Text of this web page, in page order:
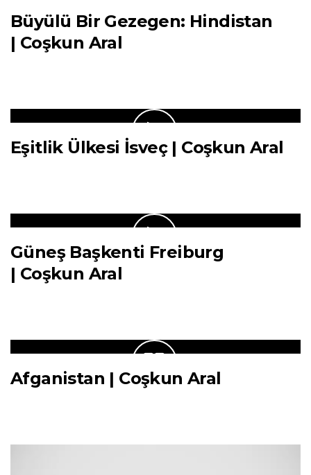
Büyülü Bir Gezegen: Hindistan
| Coşkun Aral
Eşitlik Ülkesi İsveç | Coşkun Aral
Güneş Başkenti Freiburg
| Coşkun Aral
Afganistan | Coşkun Aral